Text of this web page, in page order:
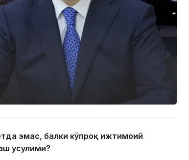
эмас, балки кўпроқ ижтимоий
усулими?